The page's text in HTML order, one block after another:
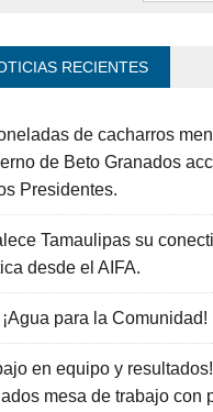
RECIENTES
de cacharros
de Beto Granados
Presidentes.
Tamaulipas su
desde el AIFA.
¡Agua para la Comunidad!
en equipo y
mesa de trabajo con